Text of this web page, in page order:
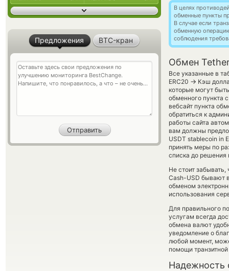
В целях
обменные пункты
В случае если
обменную
соблюдения
Обмен Tether
Все указанные в
ERC20 → Кэш
которые могут
обменного пункта
вебсайт пункта
обратиться к
работы сайта
вам должны
USDT stablecoin in
принять меры по
списка до
Не стоит
Cash-USD бывают
обменом
использования
Для правильного
услугам всегда
обмена валют
уведомление о
любой момент,
помощи
Надежность
Предложения BTC-кран